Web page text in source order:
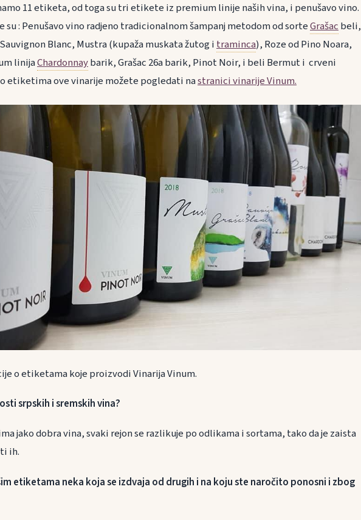
11 etiketa, od toga su tri etikete iz premium linije naših vina, i penušavo vino.
su : Penušavo vino radjeno tradicionalnom šampanj metodom od sorteGrašacbeli,
Blanc, Mustra (kupaža muskata žutog itraminca), Roze od Pino Noara,
linijaChardonnaybarik, Grašac 26a barik, Pinot Noir, i beli Bermut i crveni
etiketima ove vinarije možete pogledati nastranici vinarije Vinum.
o etiketama koje proizvodi Vinarija Vinum.
srpskih i sremskih vina?
jako dobra vina, svaki rejon se razlikuje po odlikama i sortama, tako da je zaista
ih.
etiketama neka koja se izdvaja od drugih i na koju ste naročito ponosni i zbog